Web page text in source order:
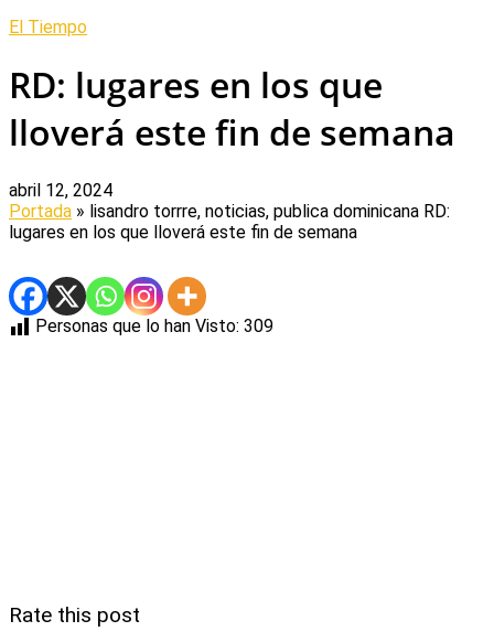
El Tiempo
RD: lugares en los que
lloverá este fin de semana
abril 12, 2024
Portada » lisandro torrre, noticias, publica dominicana RD:
lugares en los que lloverá este fin de semana
Personas que lo han Visto: 309
Rate this post